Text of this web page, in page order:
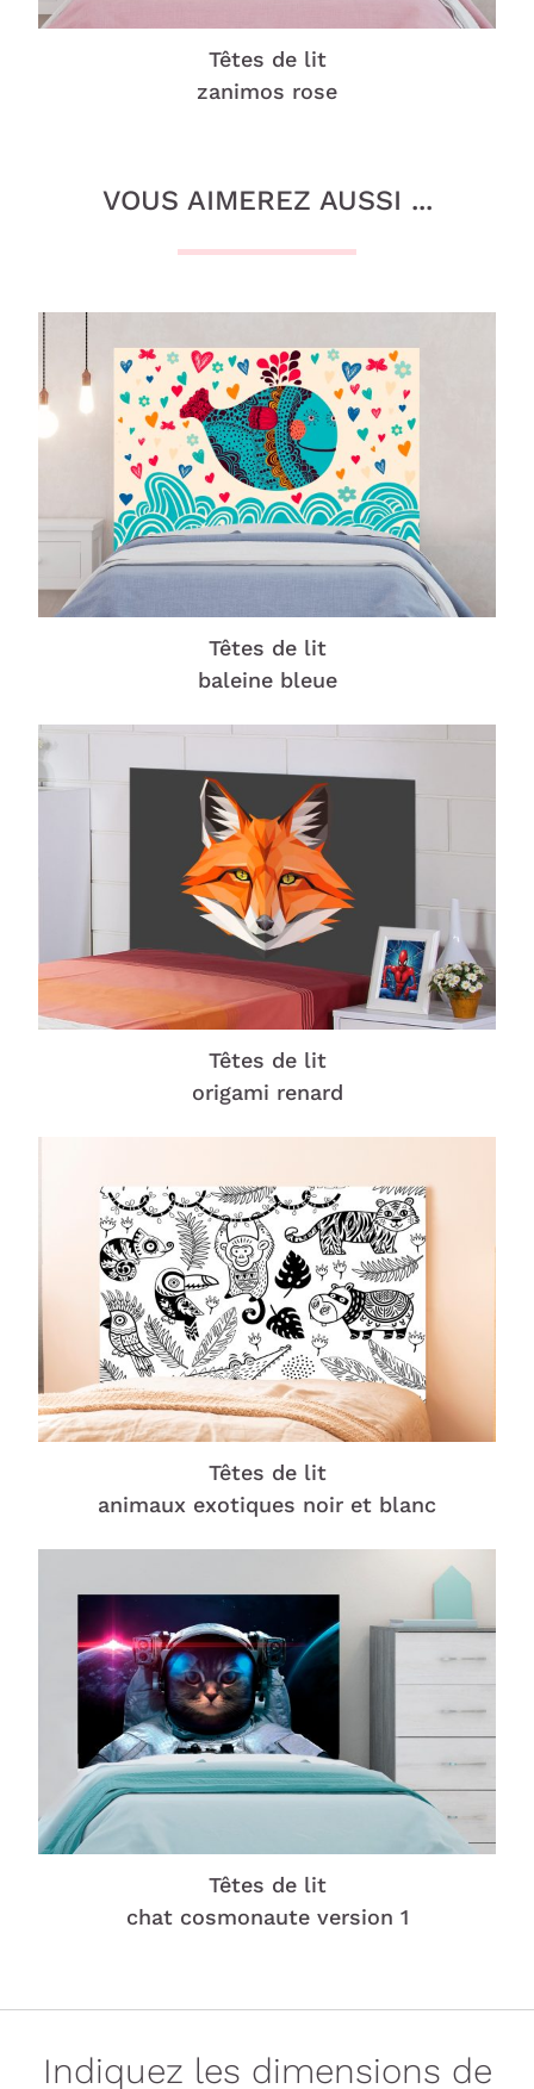
Têtes de lit
zanimos rose
VOUS AIMEREZ AUSSI ...
Têtes de lit
baleine bleue
Têtes de lit
origami renard
Têtes de lit
animaux exotiques noir et blanc
Têtes de lit
chat cosmonaute version 1
Indiquez les dimensions de